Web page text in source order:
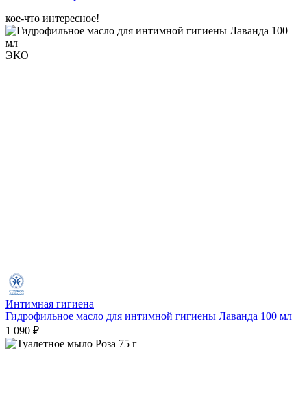
кое-что интересное!
ЭКО
Интимная гигиена
Гидрофильное масло для интимной гигиены Лаванда 100 мл
1 090 ₽